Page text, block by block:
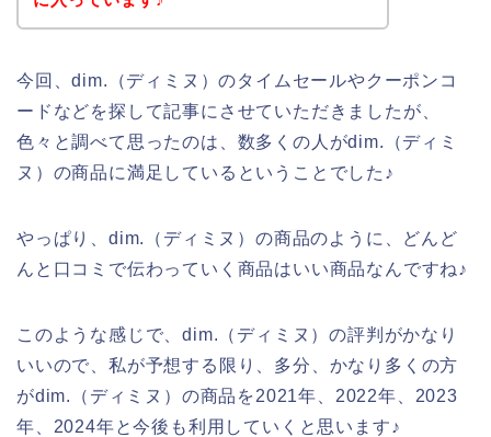
今回、dim.（ディミヌ）のタイムセールやクーポンコ
ードなどを探して記事にさせていただきましたが、
色々と調べて思ったのは、数多くの人がdim.（ディミ
ヌ）の商品に満足しているということでした♪
やっぱり、dim.（ディミヌ）の商品のように、どんど
んと口コミで伝わっていく商品はいい商品なんですね♪
このような感じで、dim.（ディミヌ）の評判がかなり
いいので、私が予想する限り、多分、かなり多くの方
がdim.（ディミヌ）の商品を2021年、2022年、2023
年、2024年と今後も利用していくと思います♪